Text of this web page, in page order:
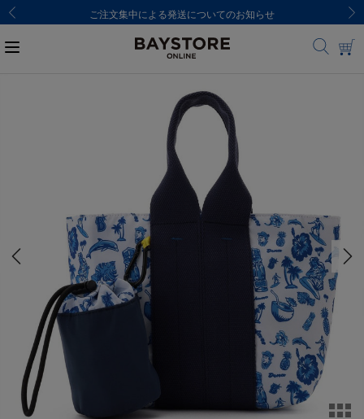
ご注文集中による発送についてのお知らせ